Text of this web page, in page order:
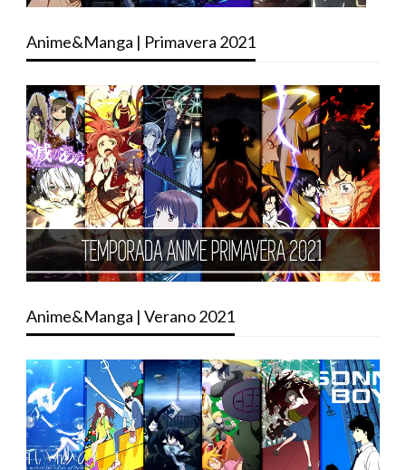
Anime&Manga | Primavera 2021
Anime&Manga | Verano 2021